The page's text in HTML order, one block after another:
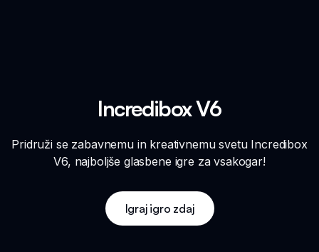
Incredibox V6
Pridruži se zabavnemu in kreativnemu svetu Incredibox
V6, najboljše glasbene igre za vsakogar!
Igraj igro zdaj